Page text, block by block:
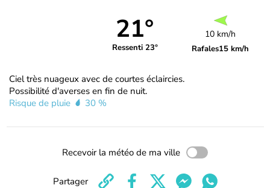
21°
Ressenti 23°
10 km/h
Rafales15 km/h
Ciel très nuageux avec de courtes éclaircies.
Possibilité d'averses en fin de nuit.
Risque de pluie
30 %
Recevoir la météo de ma ville
Partager